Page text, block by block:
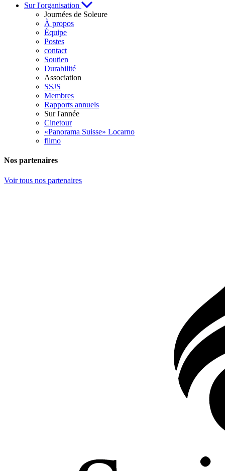
Sur l'organisation
Journées de Soleure
À propos
Équipe
Postes
contact
Soutien
Durabilité
Association
SSJS
Membres
Rapports annuels
Sur l'année
Cinetour
«Panorama Suisse» Locarno
filmo
Nos partenaires
Voir tous nos partenaires